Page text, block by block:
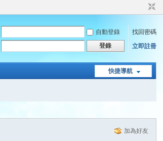
自動登錄
找回密碼
登錄 立即註冊
快捷導航
加為好友